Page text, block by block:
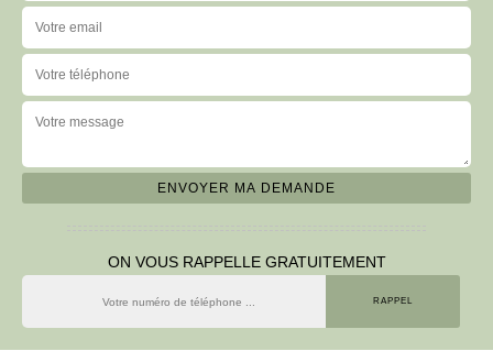
ON VOUS RAPPELLE GRATUITEMENT